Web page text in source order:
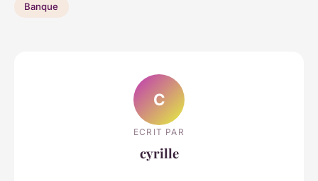
Banque
C
ECRIT PAR
cyrille